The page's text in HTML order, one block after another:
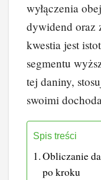
wyłączenia
dywidend oraz
kwestia jest
segmentu
tej daniny,
swoimi
Spis treści
Obliczanie
po kroku